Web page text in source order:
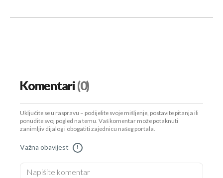
Komentari(0)
Uključite se u raspravu – podijelite svoje mišljenje, postavite pitanja ili
ponudite svoj pogled na temu. Vaš komentar može potaknuti
zanimljiv dijalog i obogatiti zajednicu našeg portala.
Važna obavijest !